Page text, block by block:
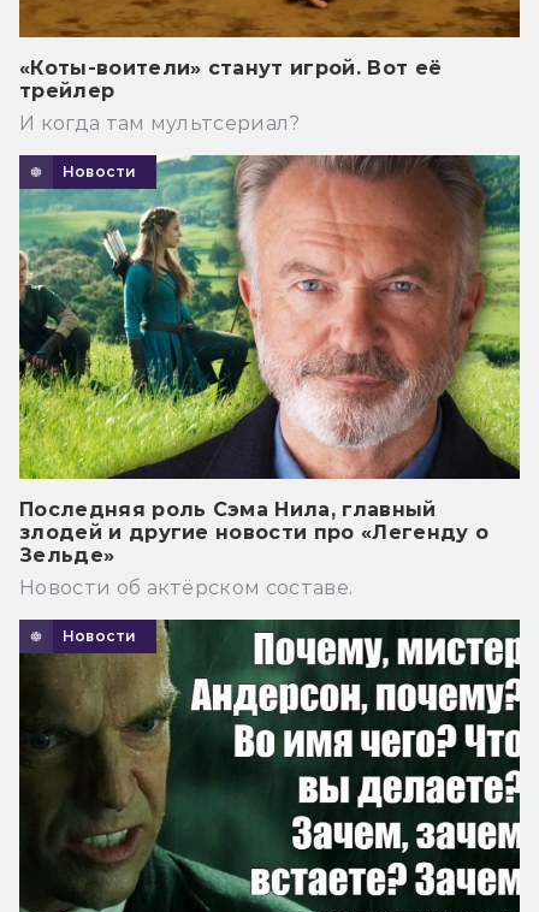
«Коты-воители» станут игрой. Вот её
трейлер
И когда там мультсериал?
Новости
Последняя роль Сэма Нила, главный
злодей и другие новости про «Легенду о
Зельде»
Новости об актёрском составе.
Новости